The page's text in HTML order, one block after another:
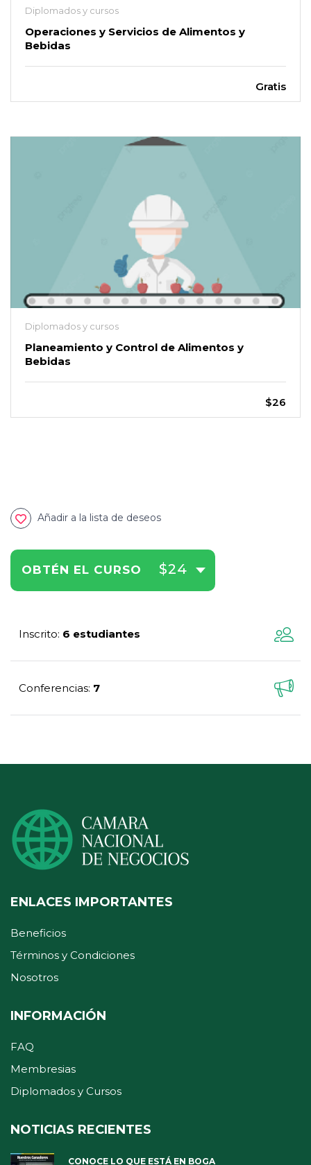
Diplomados y cursos
Operaciones y Servicios de Alimentos y
Bebidas
Gratis
Diplomados y cursos
Planeamiento y Control de Alimentos y
Bebidas
$26
Añadir a la lista de deseos
OBTÉN EL CURSO $24
Inscrito: 6 estudiantes
Conferencias: 7
ENLACES IMPORTANTES
Beneficios
Términos y Condiciones
Nosotros
INFORMACIÓN
FAQ
Membresias
Diplomados y Cursos
NOTICIAS RECIENTES
CONOCE LO QUE ESTÁ EN BOGA